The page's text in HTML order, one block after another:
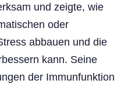
und zeigte, wie
oder
abbauen und die
kann. Seine
der Immunfunktion